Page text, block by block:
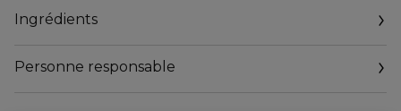
portez-le seul.
spécialement conçue, le vaporisateur pour le corps peut
être vaporisé de manière ergonomique sur le côté, à
Ingrédients
Personne responsable